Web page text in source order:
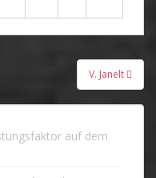
V. Janelt
auf dem